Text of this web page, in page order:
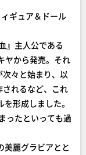
ギュア＆ドール
』主人公である
ヤから発売。それ
々と始まり、以
れるなど、これ
形成しました。
ったといっても過
麗グラビアとと